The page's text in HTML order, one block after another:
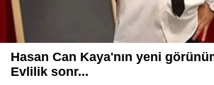
Hasan Can Kaya'nın yeni
Evlilik sonr...